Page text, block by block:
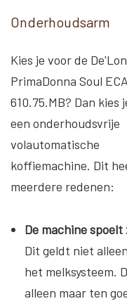
Onderhoudsarm
Kies je voor de
PrimaDonna Soul
610.75.MB? Dan kies
een onderhoudsvrije
volautomatische
koffiemachine. Dit
meerdere redenen:
De machine
Dit geldt niet
het melksysteem.
alleen maar ten